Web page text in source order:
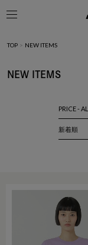
TOP > NEW ITEMS
NEW ITEMS